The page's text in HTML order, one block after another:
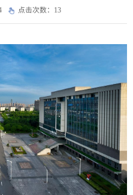
点击次数： 13